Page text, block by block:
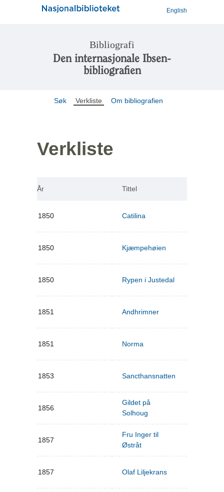
English
Bibliografi
Den internasjonale Ibsen-
bibliografien
Søk Verkliste Om bibliografien
Verkliste
År Tittel
1850 Catilina
1850 Kjæmpehøien
1850 Rypen i Justedal
1851 Andhrimner
1851 Norma
1853 Sancthansnatten
1856
Gildet på
Solhoug
1857
Fru Inger til
Østråt
1857 Olaf Liljekrans